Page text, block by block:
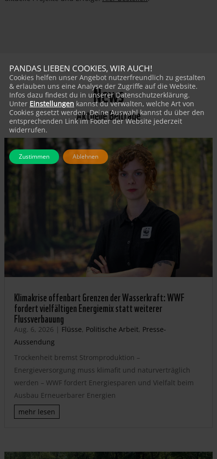
News
Aktuelle Beiträge
Klimakrise offenbart Grenzen der Wasserkraft: WWF
fordert vielfältigen Energiemix statt weiterer
Flussverbauung
Aug. 6, 2026 | Flüsse, Politische Arbeit, Presse-
Aussendung
Trockenheit bremst Stromproduktion –
Energieversorgung muss klimafit und naturverträglich
werden – WWF fordert Energiesparen und Vielfalt beim
Ausbau Erneuerbarer Energien
mehr lesen
PANDAS LIEBEN COOKIES, WIR AUCH!
Cookies helfen unser Angebot nutzerfreundlich zu gestalten
& erlauben uns eine Analyse der Zugriffe auf die Website.
Infos dazu findest du in unserer Datenschutzerklärung.
Unter Einstellungen kannst du verwalten, welche Art von
Cookies gesetzt werden. Deine Auswahl kannst du über den
entsprechenden Link im Footer der Website jederzeit
widerrufen.
Zustimmen Ablehnen